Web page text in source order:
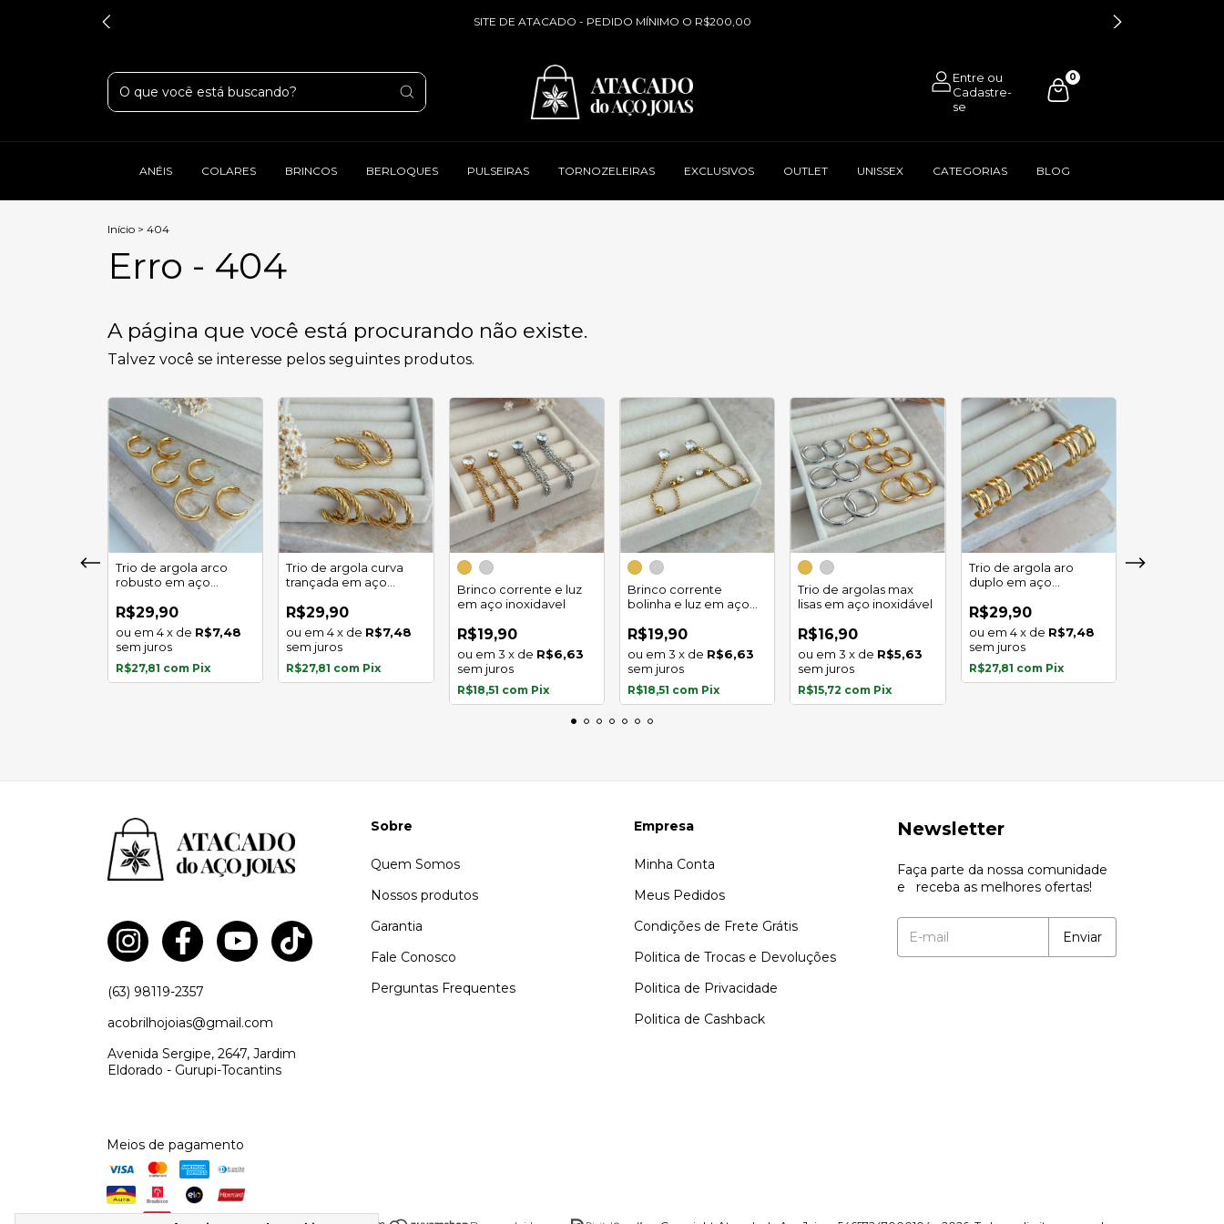
SITE DE ATACADO - PEDIDO MÍNIMO O R$200,00
0
ANÉIS COLARES BRINCOS BERLOQUES PULSEIRAS TORNOZELEIRAS EXCLUSIVOS OUTLET UNISSEX CATEGORIAS BLOG
Início > 404
Erro - 404
A página que você está procurando não existe.
Talvez você se interesse pelos seguintes produtos.
Trio de argola arco
robusto em aço
R$29,90
4x de R$7,48
sem juros
R$27,81 com Pix
Trio de argola curva
trançada em aço
R$29,90
4 x de R$7,48
sem juros
R$27,81 com Pix
Brinco corrente e luz
em aço inoxidavel
R$19,90
3 x de R$6,63
sem juros
R$18,51 com Pix
Brinco corrente
bolinha e luz em aço
R$19,90
3 x de R$6,63
sem juros
R$18,51 com Pix
Trio de argolas max
lisas em aço inoxidável
R$16,90
3 x de R$5,63
sem juros
R$15,72 com Pix
Trio de argola aro
duplo em aço
R$29,90
4 x de R$7,48
sem juros
R$27,81 com Pix
(63) 98119-2357
acobrilhojoias@gmail.com
Avenida Sergipe, 2647, Jardim
Eldorado - Gurupi-Tocantins
Sobre
Quem Somos
Nossos produtos
Garantia
Fale Conosco
Perguntas Frequentes
Empresa
Minha Conta
Meus Pedidos
Condições de Frete Grátis
Politica de Trocas e Devoluções
Politica de Privacidade
Politica de Cashback
Newsletter
Faça parte da nossa comunidade
e receba as melhores ofertas!
Meios de pagamento